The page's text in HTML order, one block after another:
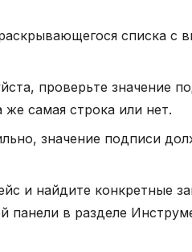
списка с
проверьте значение
самая строка или нет.
значение подписи
и найдите конкретные
панели в разделе